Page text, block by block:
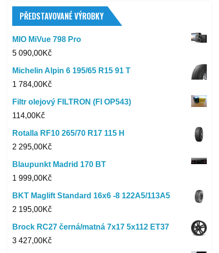
PŘEDSTAVOVANÉ VÝROBKY
MIO MiVue 798 Pro
5 090,00Kč
Michelin Alpin 6 195/65 R15 91 T
1 784,00Kč
Filtr olejový FILTRON (FI OP543)
114,00Kč
Rotalla RF10 265/70 R17 115 H
2 295,00Kč
Blaupunkt Madrid 170 BT
1 999,00Kč
BKT Maglift Standard 16x6 -8 122A5/113A5
2 195,00Kč
Brock RC27 černá/matná 7x17 5x112 ET37
3 427,00Kč